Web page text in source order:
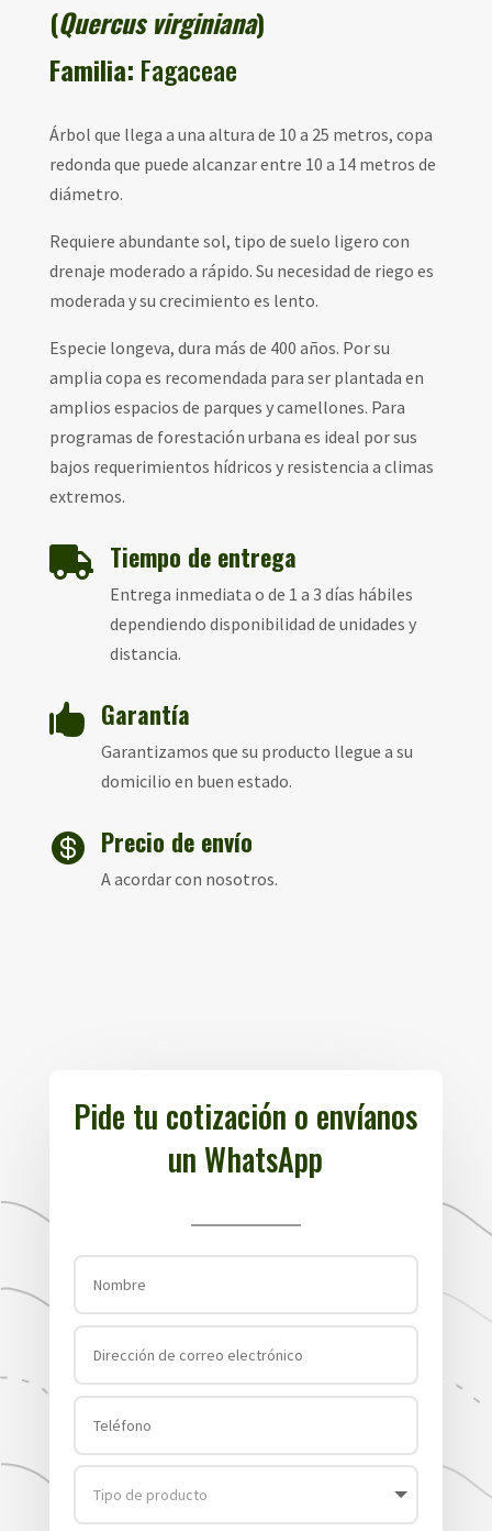
(Quercus virginiana)
Familia: Fagaceae
Árbol que llega a una altura de 10 a 25 metros, copa
redonda que puede alcanzar entre 10 a 14 metros de
diámetro.
Requiere abundante sol, tipo de suelo ligero con
drenaje moderado a rápido. Su necesidad de riego es
moderada y su crecimiento es lento.
Especie longeva, dura más de 400 años. Por su
amplia copa es recomendada para ser plantada en
amplios espacios de parques y camellones. Para
programas de forestación urbana es ideal por sus
bajos requerimientos hídricos y resistencia a climas
extremos.
 Tiempo de entrega
Entrega inmediata o de 1 a 3 días hábiles
dependiendo disponibilidad de unidades y
distancia.
 Garantía
Garantizamos que su producto llegue a su
domicilio en buen estado.
 Precio de envío
A acordar con nosotros.
Pide tu cotización o envíanos
un WhatsApp